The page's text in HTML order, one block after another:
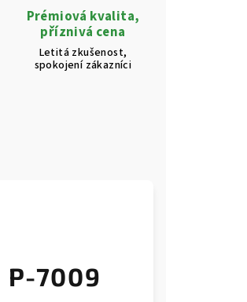
Prémiová kvalita,
příznivá cena
Letitá zkušenost,
spokojení zákazníci
P-7009